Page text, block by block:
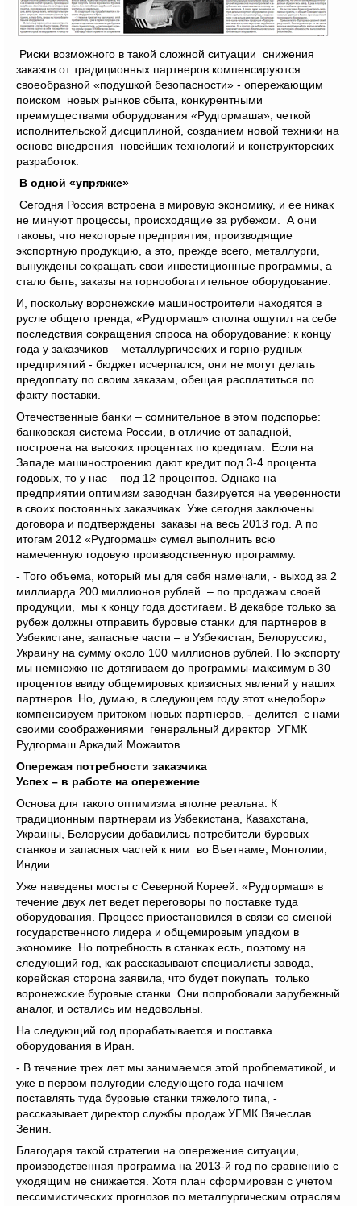
Риски возможного в такой сложной ситуации снижения
заказов от традиционных партнеров компенсируются
своеобразной «подушкой безопасности» - опережающим
поиском новых рынков сбыта, конкурентными
преимуществами оборудования «Рудгормаша», четкой
исполнительской дисциплиной, созданием новой техники на
основе внедрения новейших технологий и конструкторских
разработок.
В одной «упряжке»
Сегодня Россия встроена в мировую экономику, и ее никак
не минуют процессы, происходящие за рубежом. А они
таковы, что некоторые предприятия, производящие
экспортную продукцию, а это, прежде всего, металлурги,
вынуждены сокращать свои инвестиционные программы, а
стало быть, заказы на горнообогатительное оборудование.
И, поскольку воронежские машиностроители находятся в
русле общего тренда, «Рудгормаш» сполна ощутил на себе
последствия сокращения спроса на оборудование: к концу
года у заказчиков – металлургических и горно-рудных
предприятий - бюджет исчерпался, они не могут делать
предоплату по своим заказам, обещая расплатиться по
факту поставки.
Отечественные банки – сомнительное в этом подспорье:
банковская система России, в отличие от западной,
построена на высоких процентах по кредитам. Если на
Западе машиностроению дают кредит под 3-4 процента
годовых, то у нас – под 12 процентов. Однако на
предприятии оптимизм заводчан базируется на уверенности
в своих постоянных заказчиках. Уже сегодня заключены
договора и подтверждены заказы на весь 2013 год. А по
итогам 2012 «Рудгормаш» сумел выполнить всю
намеченную годовую производственную программу.
- Того объема, который мы для себя намечали, - выход за 2
миллиарда 200 миллионов рублей – по продажам своей
продукции, мы к концу года достигаем. В декабре только за
рубеж должны отправить буровые станки для партнеров в
Узбекистане, запасные части – в Узбекистан, Белоруссию,
Украину на сумму около 100 миллионов рублей. По экспорту
мы немножко не дотягиваем до программы-максимум в 30
процентов ввиду общемировых кризисных явлений у наших
партнеров. Но, думаю, в следующем году этот «недобор»
компенсируем притоком новых партнеров, - делится с нами
своими соображениями генеральный директор УГМК
Рудгормаш Аркадий Можаитов.
Опережая потребности заказчика
Успех – в работе на опережение
Основа для такого оптимизма вполне реальна. К
традиционным партнерам из Узбекистана, Казахстана,
Украины, Белорусии добавились потребители буровых
станков и запасных частей к ним во Въетнаме, Монголии,
Индии.
Уже наведены мосты с Северной Кореей. «Рудгормаш» в
течение двух лет ведет переговоры по поставке туда
оборудования. Процесс приостановился в связи со сменой
государственного лидера и общемировым упадком в
экономике. Но потребность в станках есть, поэтому на
следующий год, как рассказывают специалисты завода,
корейская сторона заявила, что будет покупать только
воронежские буровые станки. Они попробовали зарубежный
аналог, и остались им недовольны.
На следующий год прорабатывается и поставка
оборудования в Иран.
- В течение трех лет мы занимаемся этой проблематикой, и
уже в первом полугодии следующего года начнем
поставлять туда буровые станки тяжелого типа, -
рассказывает директор службы продаж УГМК Вячеслав
Зенин.
Благодаря такой стратегии на опережение ситуации,
производственная программа на 2013-й год по сравнению с
уходящим не снижается. Хотя план сформирован с учетом
пессимистических прогнозов по металлургическим отраслям.